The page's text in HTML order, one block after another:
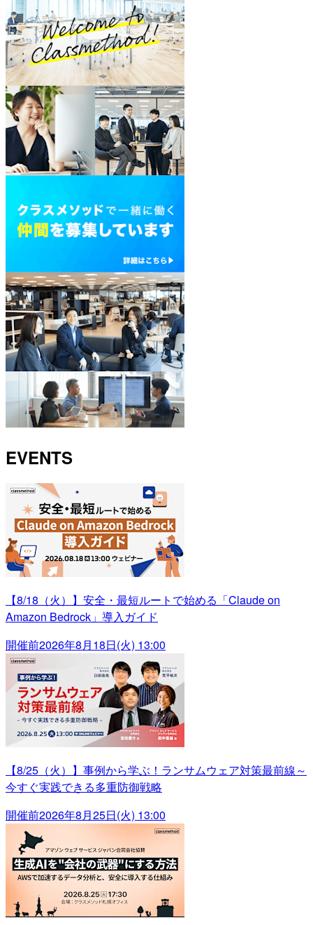
EVENTS
【8/18（火）】安全・最短ルートで始める「Claude on
Amazon Bedrock」導入ガイド
開催前2026年8月18日(火) 13:00
【8/25（火）】事例から学ぶ！ランサムウェア対策最前線～
今すぐ実践できる多重防御戦略
開催前2026年8月25日(火) 13:00